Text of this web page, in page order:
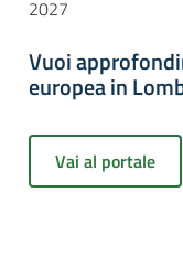
2027
Vuoi
europea in
Vai al portale